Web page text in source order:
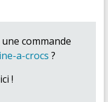
commande
a-crocs ?
!